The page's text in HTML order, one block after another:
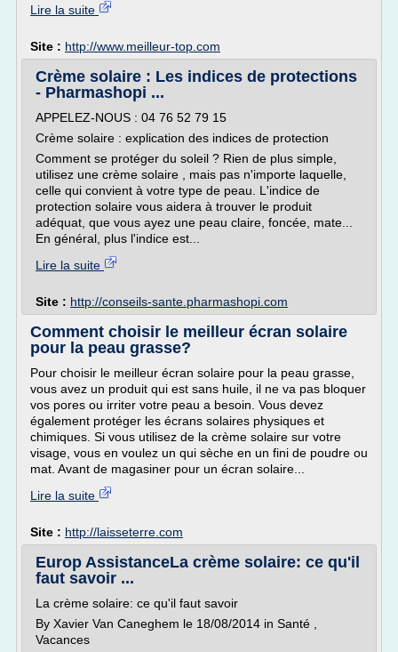
Lire la suite
Site : http://www.meilleur-top.com
Crème solaire : Les indices de protections
- Pharmashopi ...
APPELEZ-NOUS : 04 76 52 79 15
Crème solaire : explication des indices de protection
Comment se protéger du soleil ? Rien de plus simple,
utilisez une crème solaire , mais pas n'importe laquelle,
celle qui convient à votre type de peau. L'indice de
protection solaire vous aidera à trouver le produit
adéquat, que vous ayez une peau claire, foncée, mate...
En général, plus l'indice est...
Lire la suite
Site : http://conseils-sante.pharmashopi.com
Comment choisir le meilleur écran solaire
pour la peau grasse?
Pour choisir le meilleur écran solaire pour la peau grasse,
vous avez un produit qui est sans huile, il ne va pas bloquer
vos pores ou irriter votre peau a besoin. Vous devez
également protéger les écrans solaires physiques et
chimiques. Si vous utilisez de la crème solaire sur votre
visage, vous en voulez un qui sèche en un fini de poudre ou
mat. Avant de magasiner pour un écran solaire...
Lire la suite
Site : http://laisseterre.com
Europ AssistanceLa crème solaire: ce qu'il
faut savoir ...
La crème solaire: ce qu'il faut savoir
By Xavier Van Caneghem le 18/08/2014 in Santé ,
Vacances